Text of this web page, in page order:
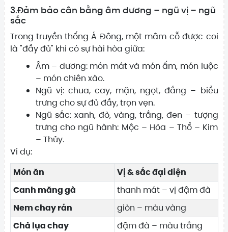
3.Đảm bảo cân bằng âm dương – ngũ vị – ngũ
sắc
Trong truyền thống Á Đông, một mâm cỗ được coi
là "đầy đủ" khi có sự hài hòa giữa:
Âm – dương: món mát và món ấm, món luộc
– món chiên xào.
Ngũ vị: chua, cay, mặn, ngọt, đắng – biểu
trưng cho sự đủ đầy, trọn vẹn.
Ngũ sắc: xanh, đỏ, vàng, trắng, đen – tượng
trưng cho ngũ hành: Mộc – Hỏa – Thổ – Kim
– Thủy.
Ví dụ:
Món ăn
Vị & sắc đại diện
Canh măng gà
thanh mát – vị đậm đà
Nem chay rán
giòn – màu vàng
Chả lụa chay
đậm đà – màu trắng